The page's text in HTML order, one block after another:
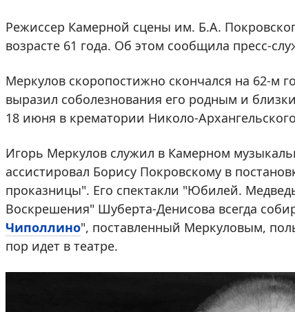
Режиссер Камерной сцены им. Б.А.
возрасте 61 года. Об этом сообщила пресс-
Меркулов скоропостижно скончался на 62-м
выразил соболезнования его родным и
18 июня в крематории Николо-
Игорь Меркулов служил в Камерном
ассистировал Борису Покровскому в
проказницы". Его спектакли "Юбилей.
Воскрешения" Шуберта-Денисова всегда
Чиполлино", поставленный Меркуловым,
пор идет в театре.